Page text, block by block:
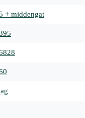
+ middengat